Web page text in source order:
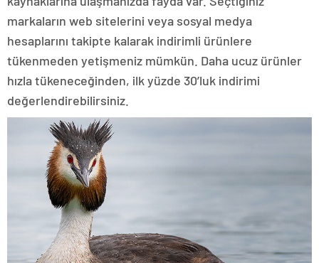
markaların web sitelerini veya sosyal medya
hesaplarını takipte kalarak indirimli ürünlere
tükenmeden yetişmeniz mümkün. Daha ucuz ürünler
hızla tükeneceğinden, ilk yüzde 30’luk indirimi
değerlendirebilirsiniz.